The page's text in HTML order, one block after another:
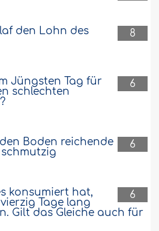
8
den Lohn des
6
Jüngsten Tag für
schlechten
6
Boden reichende
6
konsumiert hat,
Tage lang
Gilt das Gleiche auch für